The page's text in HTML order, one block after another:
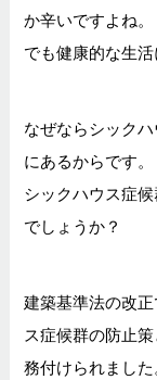
か辛いですよね。
でも健康的な生
なぜならシック
にあるからです。
シックハウス症
でしょうか？
建築基準法の改正
ス症候群の防止
務付けられました